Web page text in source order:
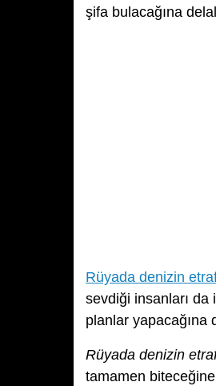
şifa bulacağına
Rüyada denizin
sevdiği insanları
planlar yapacağına
Rüyada denizin
tamamen